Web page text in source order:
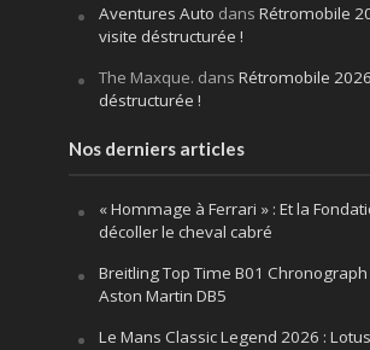
Aventures Auto dans Rétromobile
visite déstructurée !
The Maxque. dans Rétromobile
déstructurée !
Nos derniers articles
« Hommage à Ferrari » : Et la
décoller le cheval cabré
Breitling Top Time B01
Aston Martin DB5
Le Mans Classic Legend 2026 : Lotus